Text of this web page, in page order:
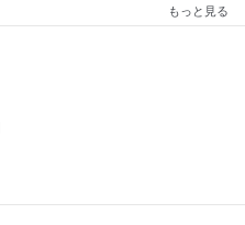
もっと見る